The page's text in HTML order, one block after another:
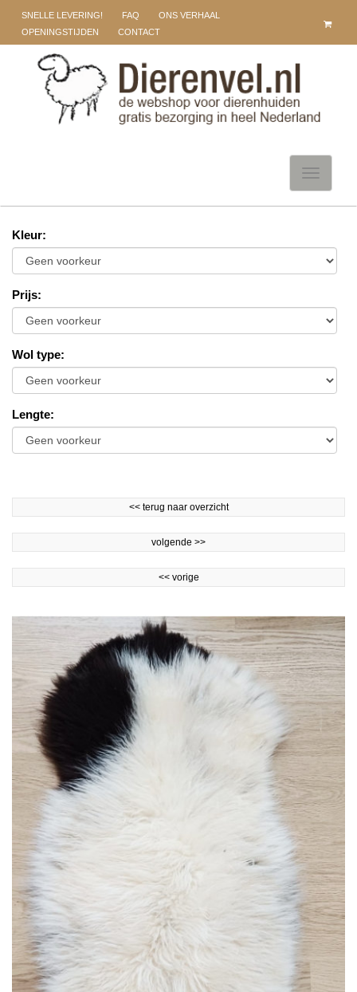
SNELLE LEVERING! FAQ
ONS VERHAAL
OPENINGSTIJDEN
CONTACT
Toggle
Kleur:
Prijs:
Wol type:
Lengte:
<< terug naar overzicht
volgende >>
<< vorige